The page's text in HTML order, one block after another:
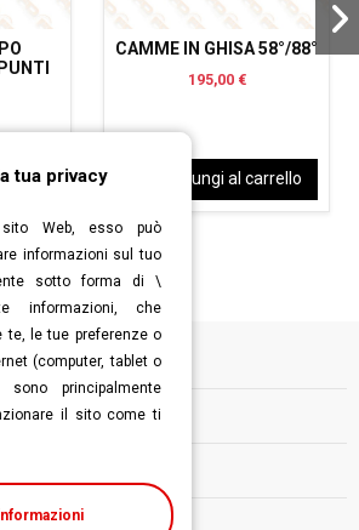
CAMME IN GHISA 58°/88°
195,00 €
Aggiungi al carrello
tua privacy
Web, esso può
informazioni sul tuo
sotto forma di \
informazioni, che
te, le tue preferenze o
(computer, tablet o
sono principalmente
il sito come ti